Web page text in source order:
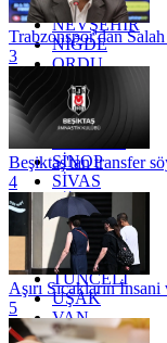
MUŞ
NEVŞEHİR
NİĞDE
ORDU
OSMANİYE
RİZE
SAKARYA
SİNOP
SİVAS
SİİRT
TEKİRDAĞ
TOKAT
TRABZON
TUNCELİ
UŞAK
VAN
YALOVA
Trabzonspor'dan
3
Beşiktaş'tan transfer
4
Aşırı Sıcakların
5